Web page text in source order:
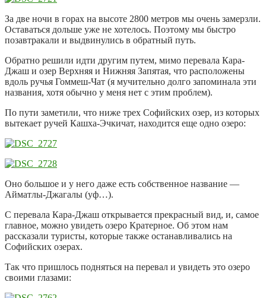
За две ночи в горах на высоте 2800 метров мы очень замерзли.
Оставаться дольше уже не хотелось. Поэтому мы быстро
позавтракали и выдвинулись в обратный путь.
Обратно решили идти другим путем, мимо перевала Кара-
Джаш и озер Верхняя и Нижняя Запятая, что расположены
вдоль ручья Гоммеш-Чат (я мучительно долго запоминала эти
названия, хотя обычно у меня нет с этим проблем).
По пути заметили, что ниже трех Софийских озер, из которых
вытекает ручей Кашха-Эчкичат, находится еще одно озеро:
Оно большое и у него даже есть собственное название —
Айматлы-Джагалы (уф…).
С перевала Кара-Джаш открывается прекрасный вид, и, самое
главное, можно увидеть озеро Кратерное. Об этом нам
рассказали туристы, которые также останавливались на
Софийских озерах.
Так что пришлось подняться на перевал и увидеть это озеро
своими глазами: